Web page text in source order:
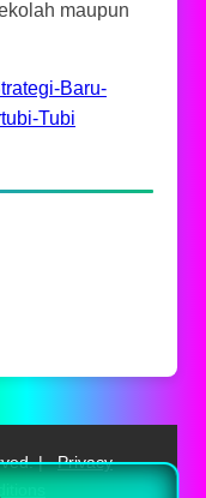
maupun
Baru-
Tubi
| Privacy